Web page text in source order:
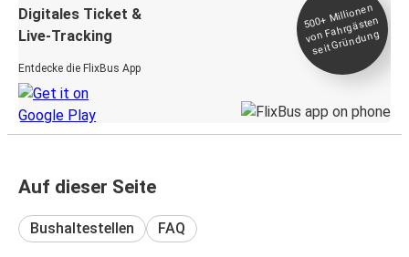
Digitales Ticket &
Live-Tracking
Entdecke die FlixBus App
500+
Millionen
von Fahrgästen
seit
Gründung
Auf dieser Seite
Bushaltestellen FAQ